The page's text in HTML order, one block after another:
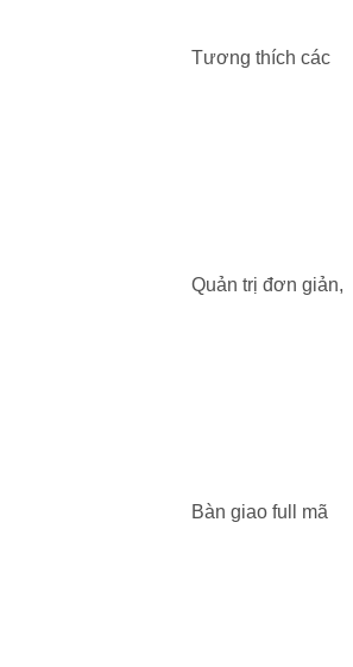
Tương thích các
Quản trị đơn giản,
Bàn giao full mã